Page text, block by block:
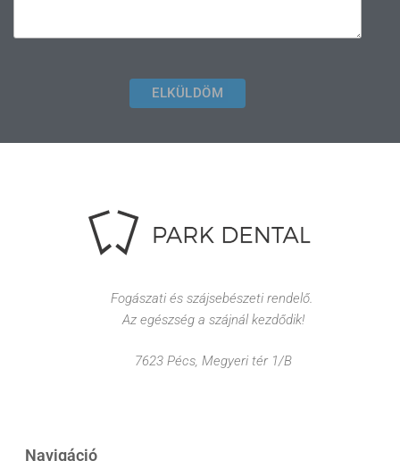
ELKÜLDÖM
Fogászati és szájsebészeti rendelő.
Az egészség a szájnál kezdődik!
7623 Pécs, Megyeri tér 1/B
Navigáció